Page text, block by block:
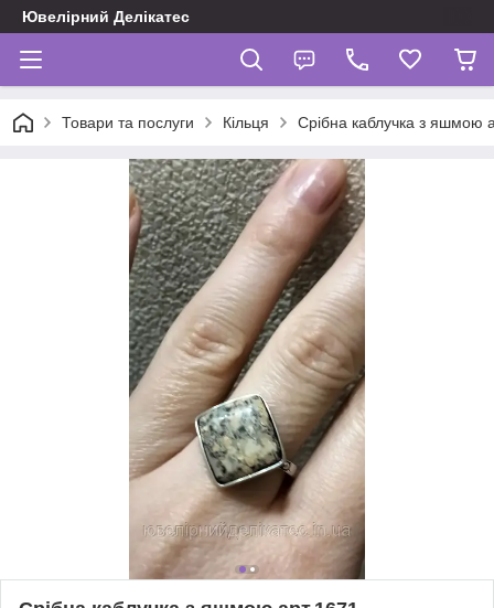
Ювелірний Делікатес
Товари та послуги Кільця Срібна каблучка з яшмою